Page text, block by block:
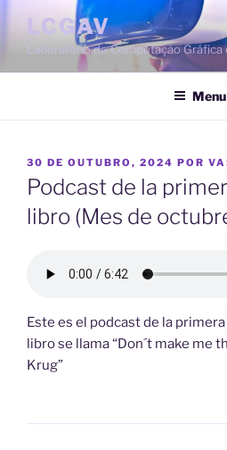
conteúdo
LCGAV
Laboratório de Computação
Menu
PUBLICADO
EM
30 DE OUTUBRO, 2024 POR
Podcast de la
libro (Mes de
Este es el podcast de la
libro se llama “Don´t make me
Krug”